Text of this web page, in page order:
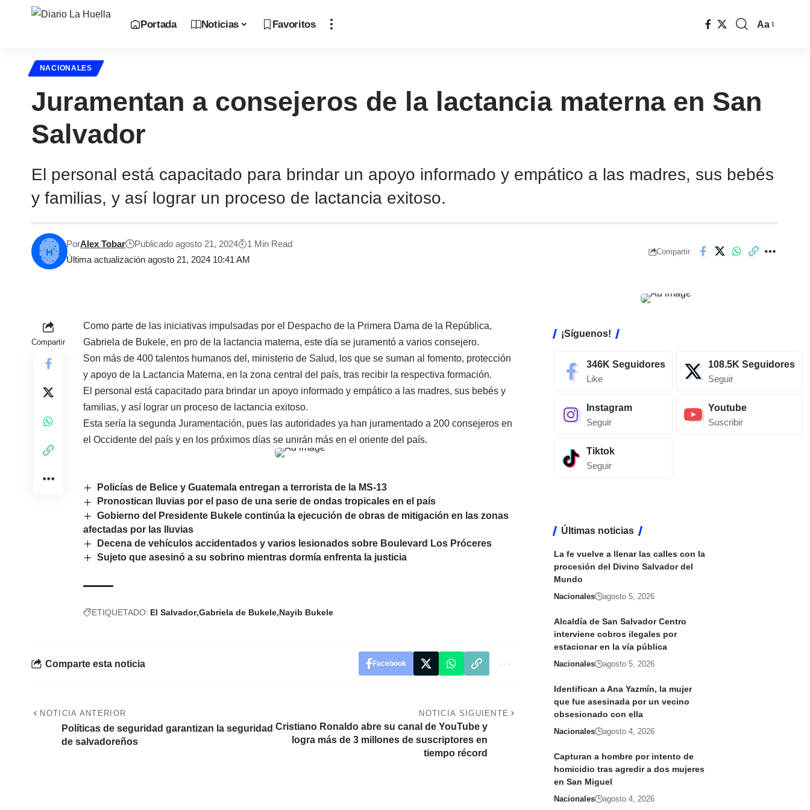
Portada Noticias Favoritos Aa
NACIONALES
Juramentan a consejeros de la lactancia materna en San
Salvador
El personal está capacitado para brindar un apoyo informado y empático a las madres, sus bebés
y familias, y así lograr un proceso de lactancia exitoso.
Última actualización agosto 21, 2024 10:41 AM
PorAlex Tobar Publicado agosto 21, 2024 1 Min Read
Compartir
Compartir
Como parte de las iniciativas impulsadas por el Despacho de la Primera Dama de la República,
Gabriela de Bukele, en pro de la lactancia materna, este día se juramentó a varios consejero.
Son más de 400 talentos humanos del, ministerio de Salud, los que se suman al fomento, protección
y apoyo de la Lactancia Materna, en la zona central del país, tras recibir la respectiva formación.
El personal está capacitado para brindar un apoyo informado y empático a las madres, sus bebés y
familias, y así lograr un proceso de lactancia exitoso.
Esta sería la segunda Juramentación, pues las autoridades ya han juramentado a 200 consejeros en
el Occidente del país y en los próximos días se unirán más en el oriente del país.
Policías de Belice y Guatemala entregan a terrorista de la MS-13
Pronostican lluvias por el paso de una serie de ondas tropicales en el país
Gobierno del Presidente Bukele continúa la ejecución de obras de mitigación en las zonas
afectadas por las lluvias
Decena de vehículos accidentados y varios lesionados sobre Boulevard Los Próceres
Sujeto que asesinó a su sobrino mientras dormía enfrenta la justicia
ETIQUETADO: El Salvador Gabriela de Bukele Nayib Bukele
Comparte esta noticia Facebook
NOTICIA ANTERIOR
Políticas de seguridad garantizan la seguridad
de salvadoreños
NOTICIA SIGUIENTE
Cristiano Ronaldo abre su canal de YouTube y
logra más de 3 millones de suscriptores en
tiempo récord
¡Síguenos!
346K Seguidores
Like
108.5K Seguidores
Seguir
Instagram
Seguir
Youtube
Suscribir
Tiktok
Seguir
Últimas noticias
La fe vuelve a llenar las calles con la
procesión del Divino Salvador del
Mundo
Nacionales agosto 5, 2026
Alcaldía de San Salvador Centro
interviene cobros ilegales por
estacionar en la vía pública
Nacionales agosto 5, 2026
Identifican a Ana Yazmín, la mujer
que fue asesinada por un vecino
obsesionado con ella
Nacionales agosto 4, 2026
Capturan a hombre por intento de
homicidio tras agredir a dos mujeres
en San Miguel
Nacionales agosto 4, 2026